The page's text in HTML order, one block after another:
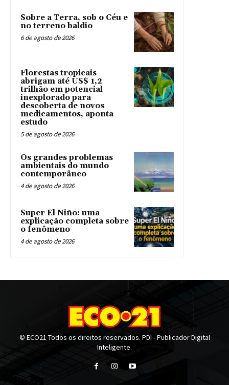
Sobre a Terra, sob o Céu e
no terreno baldio
6 de agosto de 2026
Florestas tropicais
abrigam até US$ 1,2
trilhão em potencial
inexplorado para
descoberta de novos
medicamentos, aponta
estudo
5 de agosto de 2026
Os grandes problemas
ambientais do mundo
contemporâneo
4 de agosto de 2026
Super El Niño: uma
explicação completa sobre
o fenômeno
4 de agosto de 2026
© ECO21 Todos os direitos reservados. PDI - Publicador Digital
Inteligente.